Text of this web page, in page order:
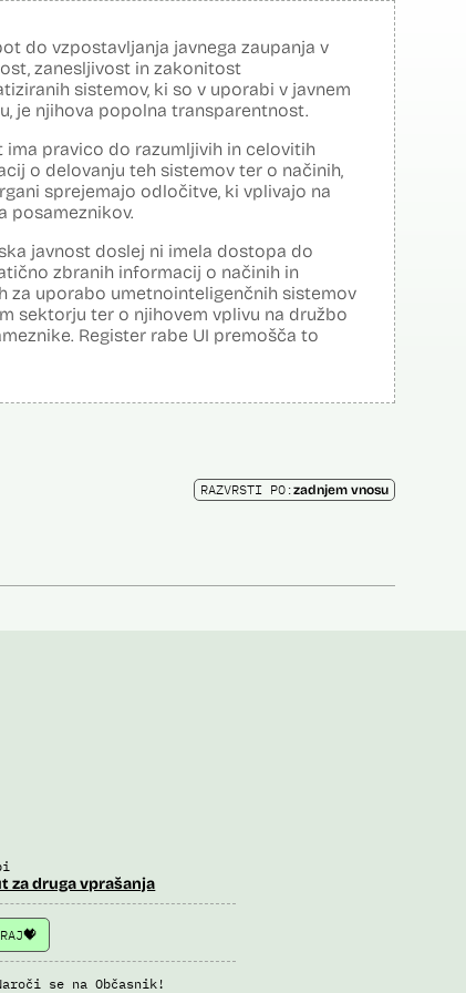
do vzpostavljanja javnega zaupanja v
zanesljivost in zakonitost
sistemov, ki so v uporabi v javnem
je njihova popolna transparentnost.
ima pravico do razumljivih in celovitih
o delovanju teh sistemov ter o načinih,
sprejemajo odločitve, ki vplivajo na
posameznikov.
javnost doslej ni imela dostopa do
zbranih informacij o načinih in
za uporabo umetnointeligenčnih sistemov
sektorju ter o njihovem vplivu na družbo
Register rabe UI premošča to
RAZVRSTI PO:zadnjem vnosu
za druga vprašanja
se na Občasnik!